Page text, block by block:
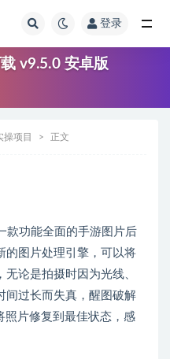
登录
v9.5.0 安卓版
操项目 正文
款功能全面的手游图片后
的图片处理引擎，可以将
论是拍摄时因为光线、
间过长而失真，醒图破解
照片修复到最佳状态，感